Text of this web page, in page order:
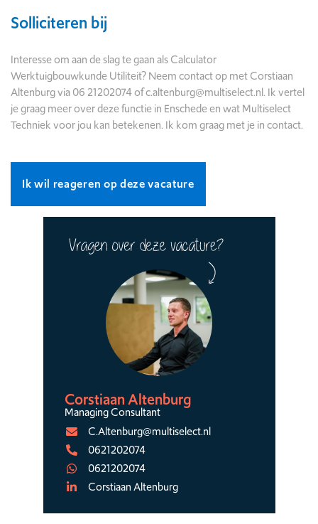
Solliciteren bij
Interesse om aan de slag te gaan als Calculator
Werktuigbouwkunde Utiliteit? Neem contact op met Corstiaan
Altenburg via 06 21202074 of c.altenburg@multiselect.nl. Ik vertel
je graag meer over deze functie in Enschede en wat Multiselect
Techniek voor jou kan betekenen. Ik kom graag met je in contact.
Ik wil reageren op deze vacature
Corstiaan Altenburg
Managing Consultant
C.Altenburg@multiselect.nl
0621202074
0621202074
Corstiaan Altenburg